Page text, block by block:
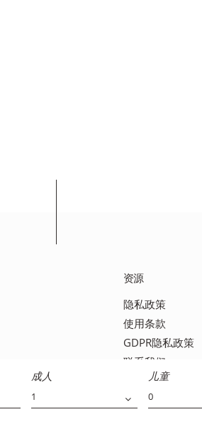
成人 儿童
资源
隐私政策
使用条款
GDPR隐私政策
联系我们